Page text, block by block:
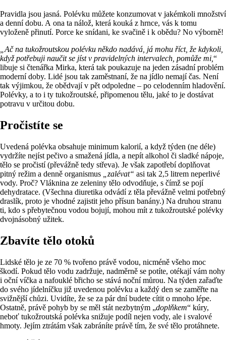
Pravidla jsou jasná. Polévku můžete konzumovat v jakémkoli množství
a denní dobu. A ona ta nálož, která kouká z hrnce, vás k tomu
vyloženě přinutí. Porce ke snídani, ke svačině i k obědu? No výborně!
„Ač na tukožroutskou polévku někdo nadává, já mohu říct, že kdykoli,
když potřebuji naučit se jíst v pravidelných intervalech, pomůže mi, “
libuje si čtenářka Mirka, která tak poukazuje na jeden zásadní problém
moderní doby. Lidé jsou tak zaměstnaní, že na jídlo nemají čas. Není
tak výjimkou, že obědvají v pět odpoledne – po celodenním hladovění.
Polévky, a to i ty tukožroutské, připomenou tělu, jaké to je dostávat
potravu v určitou dobu.
Pročistíte se
Uvedená polévka obsahuje minimum kalorií, a když týden (ne déle)
vydržíte nejíst pečivo a smažená jídla, a nepít alkohol či sladké nápoje,
tělo se pročistí (převážně tedy střeva). Je však zapotřebí doplňovat
pitný režim a denně organismus
„zalévat“ asi tak 2,5 litrem neperlivé
vody. Proč? Vláknina ze zeleniny tělo odvodňuje, s čímž se pojí
dehydratace. (Všechna diuretika odvádí z těla převážně velmi potřebný
draslík, proto je vhodné zajistit jeho přísun banány.) Na druhou stranu
ti, kdo s přebytečnou vodou bojují, mohou mít z tukožroutské polévky
dvojnásobný užitek.
Zbavíte tělo otoků
Lidské tělo je ze 70 % tvořeno právě vodou, nicméně všeho moc
škodí. Pokud tělo vodu zadržuje, nadměrně se potíte, otékají vám nohy
i oční víčka a nafouklé břicho se stává noční můrou. Na týden zařaďte
do svého jídelníčku již uvedenou polévku a každý den se zaměřte na
svižnější chůzi. Uvidíte, že se za pár dní budete cítit o mnoho lépe.
Ostatně, právě pohyb by se měl stát nezbytným „doplňkem“ kúry,
neboť tukožroutská polévka snižuje podíl nejen vody, ale i svalové
hmoty. Jejím ztrátám však zabráníte právě tím, že své tělo protáhnete.